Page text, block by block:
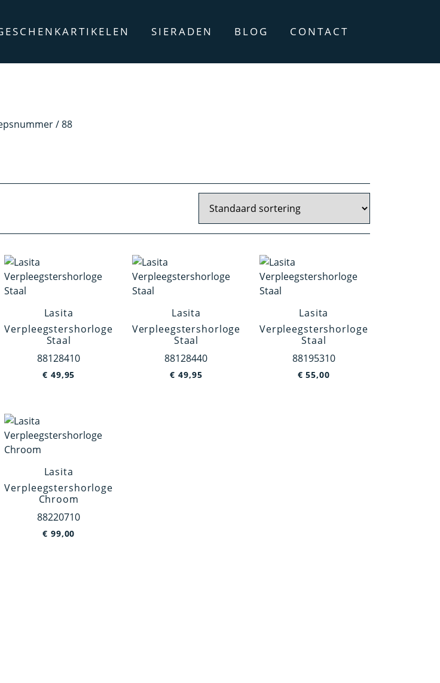
SIERADEN BLOG CONTACT
/ 88
Lasita
Verpleegstershorloge
Staal
88128410
€ 49,95
Lasita
Verpleegstershorloge
Staal
88128440
€ 49,95
Lasita
Verpleegstershorloge
Staal
88195310
€ 55,00
Lasita
Verpleegstershorloge
Chroom
88220710
€ 99,00